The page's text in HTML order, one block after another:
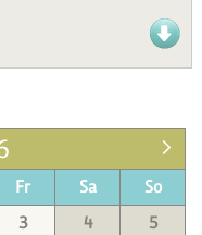
Fr Sa
So
3 4
5